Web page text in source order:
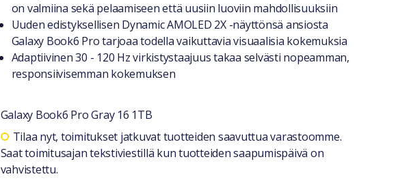
on valmiina sekä pelaamiseen että uusiin luoviin mahdollisuuksiin
Uuden edistyksellisen Dynamic AMOLED 2X -näyttönsä ansiosta
Galaxy Book6 Pro tarjoaa todella vaikuttavia visuaalisia kokemuksia
Adaptiivinen 30 - 120 Hz virkistystaajuus takaa selvästi nopeamman,
responsiivisemman kokemuksen
Galaxy Book6 Pro Gray 16 1TB
Saatavuustiedot
Tilaa nyt, toimitukset jatkuvat tuotteiden saavuttua varastoomme.
Saat toimitusajan tekstiviestillä kun tuotteiden saapumispäivä on
vahvistettu.